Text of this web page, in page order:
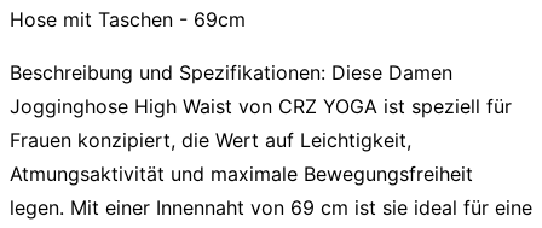
Hose mit Taschen - 69cm
Beschreibung und Spezifikationen: Diese Damen
Jogginghose High Waist von CRZ YOGA ist speziell für
Frauen konzipiert, die Wert auf Leichtigkeit,
Atmungsaktivität und maximale Bewegungsfreiheit
legen. Mit einer Innennaht von 69 cm ist sie ideal für eine